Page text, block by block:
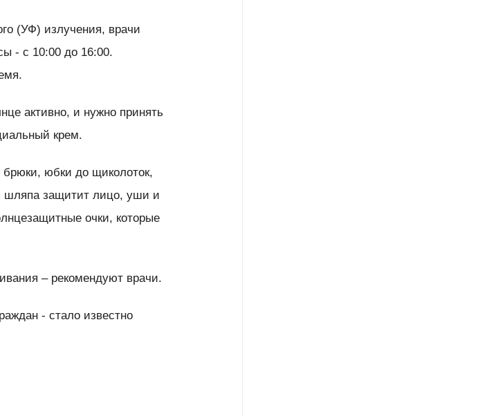
(УФ) излучения, врачи
- с 10:00 до 16:00.
активно, и нужно принять
крем.
юбки до щиколоток,
шляпа защитит лицо, уши и
очки, которые
– рекомендуют врачи.
- стало известно